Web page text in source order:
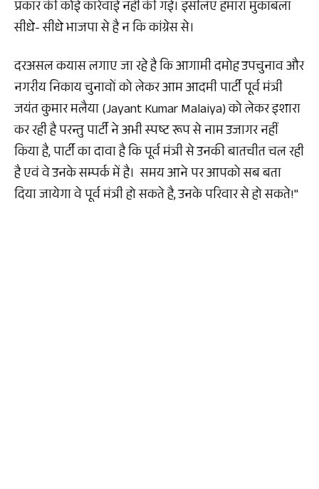
प्रकार की कोई कार्रवाई नहीं की गई। इसलिए हमारा मुकाबला
सीधे- सीधे भाजपा से है न कि कांग्रेस से।
दरअसल कयास लगाए जा रहे है कि आगामी दमोह उपचुनाव और
नगरीय निकाय चुनावों को लेकर आम आदमी पार्टी पूर्व मंत्री
जयंत कुमार मलैया (Jayant Kumar Malaiya) को लेकर इशारा
कर रही है परन्तु पार्टी ने अभी स्पष्ट रूप से नाम उजागर नहीं
किया है, पार्टी का दावा है कि पूर्व मंत्री से उनकी बातचीत चल रही
है एवं वे उनके सम्पर्क में है। समय आने पर आपको सब बता
दिया जायेगा वे पूर्व मंत्री हो सकते है, उनके परिवार से हो सकते!"